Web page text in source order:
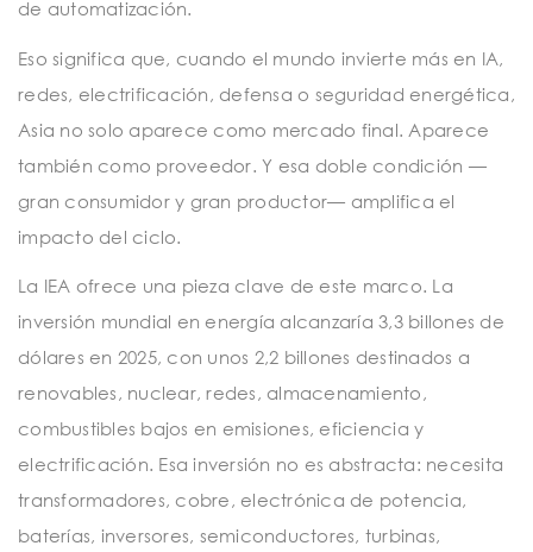
de automatización.
Eso significa que, cuando el mundo invierte más en IA,
redes, electrificación, defensa o seguridad energética,
Asia no solo aparece como mercado final. Aparece
también como proveedor. Y esa doble condición —
gran consumidor y gran productor— amplifica el
impacto del ciclo.
La IEA ofrece una pieza clave de este marco. La
inversión mundial en energía alcanzaría 3,3 billones de
dólares en 2025, con unos 2,2 billones destinados a
renovables, nuclear, redes, almacenamiento,
combustibles bajos en emisiones, eficiencia y
electrificación. Esa inversión no es abstracta: necesita
transformadores, cobre, electrónica de potencia,
baterías, inversores, semiconductores, turbinas,